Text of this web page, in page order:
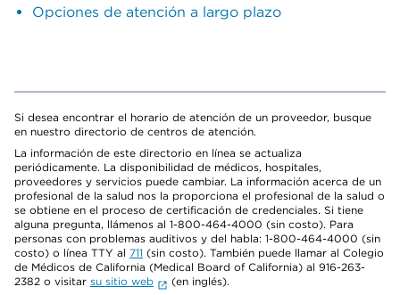
Opciones de atención a largo plazo
Si desea encontrar el horario de atención de un proveedor, busque
en nuestro directorio de centros de atención.
La información de este directorio en línea se actualiza
periódicamente. La disponibilidad de médicos, hospitales,
proveedores y servicios puede cambiar. La información acerca de un
profesional de la salud nos la proporciona el profesional de la salud o
se obtiene en el proceso de certificación de credenciales. Si tiene
alguna pregunta, llámenos al 1-800-464-4000 (sin costo). Para
personas con problemas auditivos y del habla: 1-800-464-4000 (sin
costo) o línea TTY al 711 (sin costo). También puede llamar al Colegio
de Médicos de California (Medical Board of California) al 916-263-
2382 o visitar su sitio web
(en inglés).